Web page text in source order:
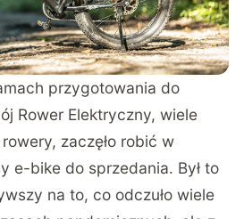
przygotowania do
Rower Elektryczny, wiele
zaczęło robić w
e-bike do sprzedania. Był to
na to, co odczuło wiele